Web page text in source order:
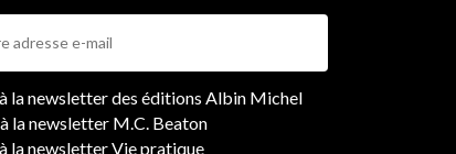
à la newsletter des éditions Albin Michel
la newsletter M.C. Beaton
à la newsletter Vie pratique